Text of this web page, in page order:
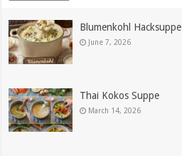
Blumenkohl Hacksuppe
June 7, 2026
Thai Kokos Suppe
March 14, 2026